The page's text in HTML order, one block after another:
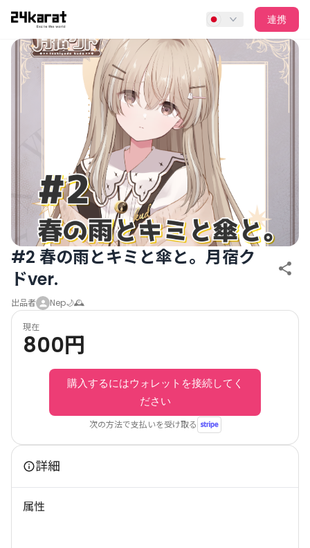
#2 春の雨とキミと傘と。月宿クドver.
連携
#2 春の雨とキミと傘と。月宿ク
ドver.
出品者 Nep🌙🕰️
現在
800円
購入するにはウォレットを接続してく
ださい
次の方法で支払いを受け取る
詳細
属性